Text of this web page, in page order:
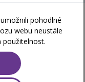
22. 05.
pohodlné
webu neustále
použitelnost.